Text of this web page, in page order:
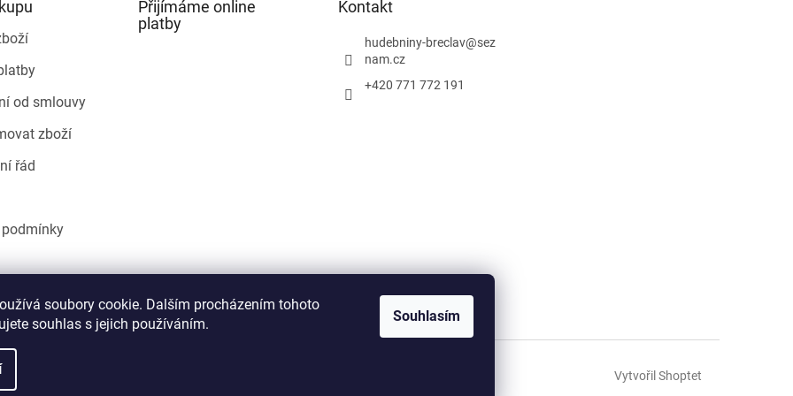
soubory cookie. Dalším procházením tohoto
souhlas s jejich používáním.
Souhlasím
od smlouvy
zboží
řád
Přijímáme online
platby
Kontakt
hudebniny-breclav@sez
nam.cz
+420 771 772 191
Heureka.cz
Vytvořil Shoptet
vyhrazena.